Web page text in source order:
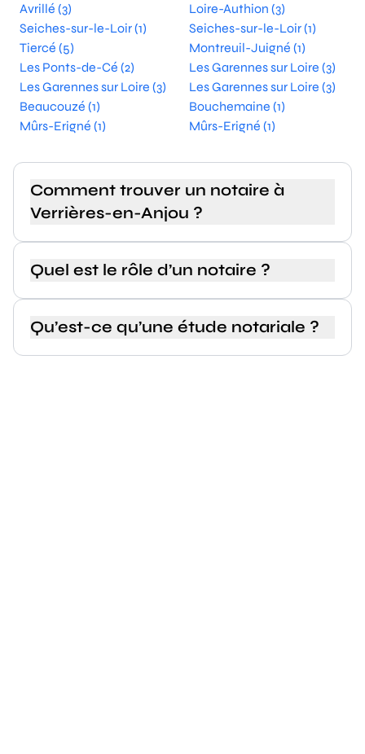
Avrillé (3)
Loire-Authion (3)
Seiches-sur-le-Loir (1)
Seiches-sur-le-Loir (1)
Tiercé (5)
Montreuil-Juigné (1)
Les Ponts-de-Cé (2)
Les Garennes sur Loire (3)
Les Garennes sur Loire (3)
Les Garennes sur Loire (3)
Beaucouzé (1)
Bouchemaine (1)
Mûrs-Erigné (1)
Mûrs-Erigné (1)
Comment trouver un notaire à
Verrières-en-Anjou ?
Quel est le rôle d’un notaire ?
Qu’est-ce qu’une étude notariale ?